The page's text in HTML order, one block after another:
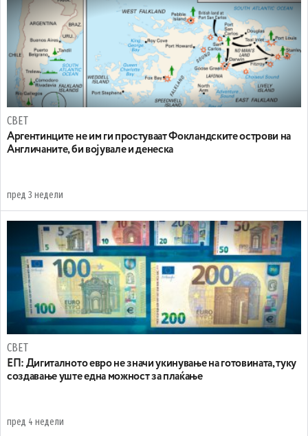
СВЕТ
Аргентинците не им ги простуваат Фокландските острови на
Англичаните, би војувале и денеска
пред 3 недели
СВЕТ
ЕП: Дигиталното евро не значи укинување на готовината, туку
создавање уште една можност за плаќање
пред 4 недели